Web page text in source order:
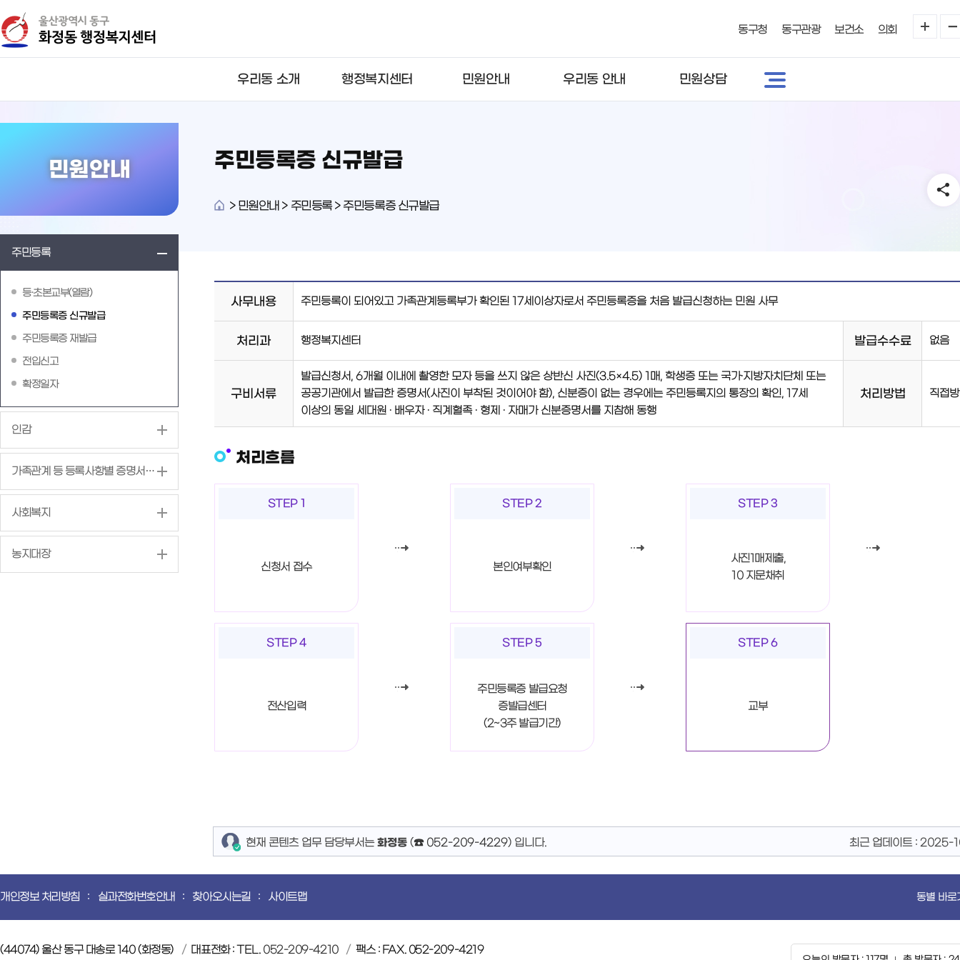
바
로
가
로
가
기
동구청 동구관광 보건소 의회
우리동 소개 행정복지센터 민원안내 우리동 안내 민원상담
민원안내
주민등록
등·초본교부(열람)
주민등록증 신규발급
주민등록증 재발급
전입신고
확정일자
인감
가족관계 등 등록사항별 증명서 발급
사회복지
농지대장
주민등록증 신규발급
>민원안내 > 주민등록 > 주민등록증 신규발급
사무내용 주민등록이 되어있고 가족관계등록부가 확인된 17세이상자로서 주민등록증을 처음 발급신청하는 민원 사무
처리과 행정복지센터 발급수수료 없음
구비서류
발급신청서, 6개월 이내에 촬영한 모자 등을 쓰지 않은 상반신 사진(3.5×4.5) 1매, 학생증 또는 국가·지방자치단체 또는
공공기관에서 발급한 증명서(사진이 부착된 것이어야 함), 신분증이 없는 경우에는 주민등록지의 통장의 확인, 17세
이상의 동일 세대원 · 배우자 · 직계혈족 · 형제 · 자매가 신분증명서를 지참해 동행
처리방법 직접
처리흐름
STEP 1
신청서 접수
STEP 2
본인여부확인
STEP 3
사진1매제출,
10 지문채취
STEP 4
전산입력
STEP 5
주민등록증 발급요청
증발급센터
(2~3주 발급기간)
STEP 6
교부
현재 콘텐츠 업무 담당부서는 화정동 (☎ 052-209-4229) 입니다. 최근 업데이트 : 2025-
개인정보 처리방침 실과전화번호안내 찾아오시는길 사이트맵 동별 바로
(44074) 울산 동구 대송로 140 (화정동) 대표전화 : TEL. 052-209-4210 팩스 : FAX. 052-209-4219